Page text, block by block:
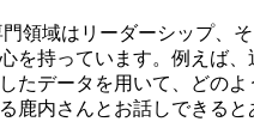
領域はリーダーシップ、
持っています。例えば、
データを用いて、どの
内さんとお話しできると